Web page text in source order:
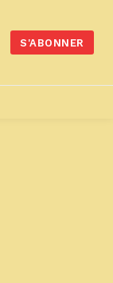
S'ABONNER